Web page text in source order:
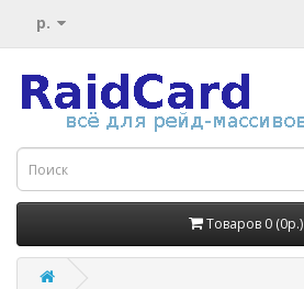
р.
Товаров 0 (0р.)